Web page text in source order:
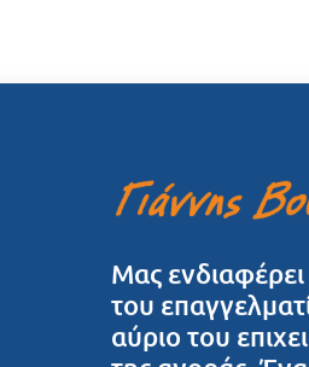
Μας
του
αύριο του